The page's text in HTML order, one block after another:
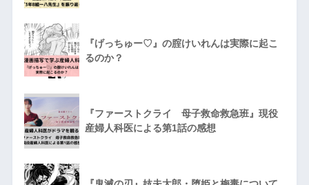
『げっちゅー♡』の腟けいれんは実際に起こ
るのか？
『ファーストクライ 母子救命救急班』現役
産婦人科医による第1話の感想